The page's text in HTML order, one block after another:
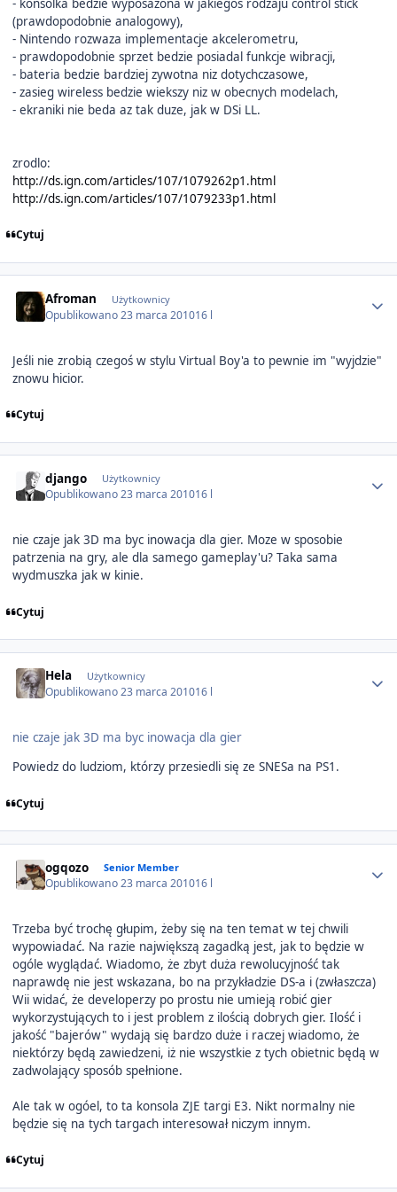
- konsolka bedzie wyposazona w jakiegos rodzaju control stick
(prawdopodobnie analogowy),
- Nintendo rozwaza implementacje akcelerometru,
- prawdopodobnie sprzet bedzie posiadal funkcje wibracji,
- bateria bedzie bardziej zywotna niz dotychczasowe,
- zasieg wireless bedzie wiekszy niz w obecnych modelach,
- ekraniki nie beda az tak duze, jak w DSi LL.
zrodlo:
http://ds.ign.com/articles/107/1079262p1.html
http://ds.ign.com/articles/107/1079233p1.html
Cytuj
Afroman Użytkownicy
Opublikowano23 marca 201016 l
Jeśli nie zrobią czegoś w stylu Virtual Boy'a to pewnie im "wyjdzie"
znowu hicior.
Cytuj
django Użytkownicy
Opublikowano23 marca 201016 l
nie czaje jak 3D ma byc inowacja dla gier. Moze w sposobie
patrzenia na gry, ale dla samego gameplay'u? Taka sama
wydmuszka jak w kinie.
Cytuj
Hela Użytkownicy
Opublikowano23 marca 201016 l
nie czaje jak 3D ma byc inowacja dla gier
Powiedz do ludziom, którzy przesiedli się ze SNESa na PS1.
Cytuj
ogqozo Senior Member
Opublikowano23 marca 201016 l
Trzeba być trochę głupim, żeby się na ten temat w tej chwili
wypowiadać. Na razie największą zagadką jest, jak to będzie w
ogóle wyglądać. Wiadomo, że zbyt duża rewolucyjność tak
naprawdę nie jest wskazana, bo na przykładzie DS-a i (zwłaszcza)
Wii widać, że developerzy po prostu nie umieją robić gier
wykorzystujących to i jest problem z ilością dobrych gier. Ilość i
jakość "bajerów" wydają się bardzo duże i raczej wiadomo, że
niektórzy będą zawiedzeni, iż nie wszystkie z tych obietnic będą w
zadwolający sposób spełnione.
Ale tak w ogóel, to ta konsola ZJE targi E3. Nikt normalny nie
będzie się na tych targach interesował niczym innym.
Cytuj